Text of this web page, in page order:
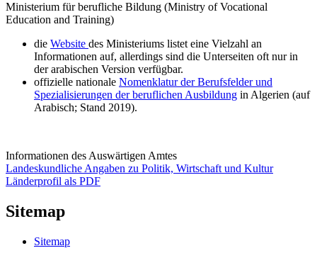
Ministerium für berufliche Bildung (Ministry of Vocational
Education and Training)
die Website des Ministeriums listet eine Vielzahl an
Informationen auf, allerdings sind die Unterseiten oft nur in
der arabischen Version verfügbar.
offizielle nationale Nomenklatur der Berufsfelder und
Spezialisierungen der beruflichen Ausbildung in Algerien (auf
Arabisch; Stand 2019).
Informationen des Auswärtigen Amtes
Landeskundliche Angaben zu Politik, Wirtschaft und Kultur
Länderprofil als PDF
Sitemap
Sitemap